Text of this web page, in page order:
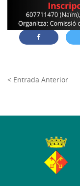
< Entrada Anterior